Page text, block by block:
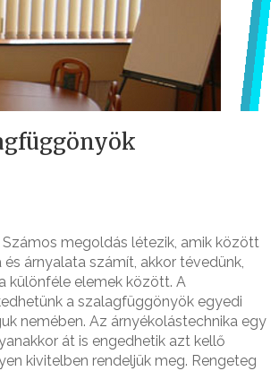
megoldás létezik, amik között
árnyalata számít, akkor tévedünk,
különféle elemek között. A
a szalagfüggönyök egyedi
nemében. Az árnyékolástechnika egy
át is engedhetik azt kellő
kivitelben rendeljük meg. Rengeteg